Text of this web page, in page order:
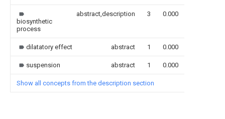
biosynthetic
process
abstract,description 3 0.000
dilatatory effect abstract 1 0.000
suspension abstract 1 0.000
Show all concepts from the description section